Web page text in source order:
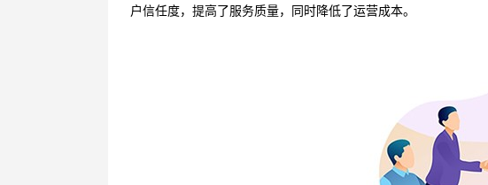
户信任度，提高了服务质量，同时降低了运营成本。